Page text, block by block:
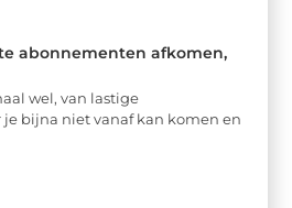
abonnementen afkomen,
wel, van lastige
bijna niet vanaf kan komen en